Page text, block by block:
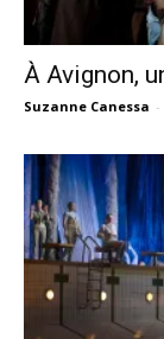
À Avignon,
Suzanne Canessa -